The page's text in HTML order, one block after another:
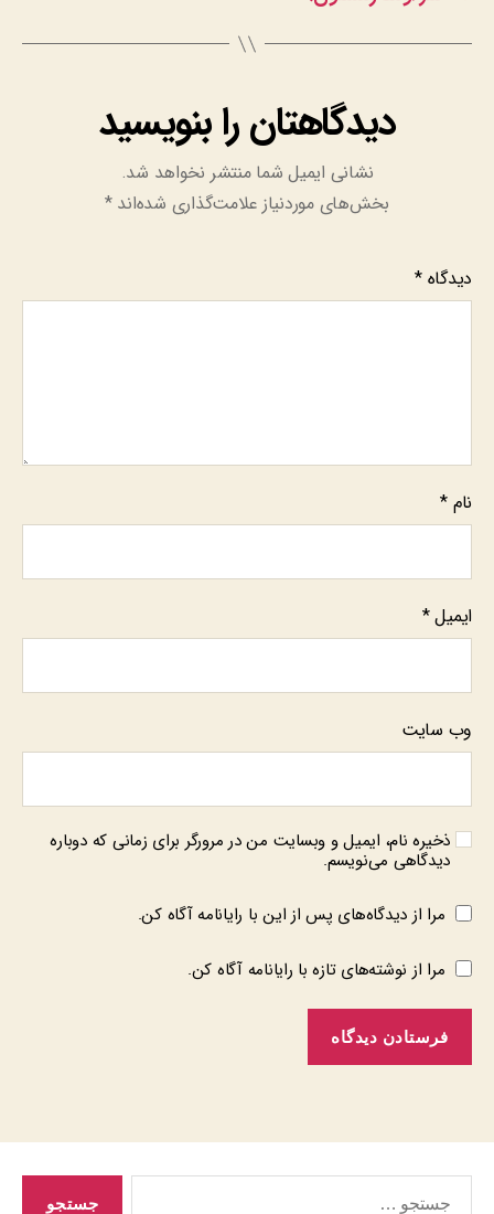
دیدگاهتان را بنویسید
نشانی ایمیل شما منتشر نخواهد شد.
بخش‌های موردنیاز علامت‌گذاری شده‌اند*
دیدگاه*
نام *
ایمیل*
وب‌ سایت
ذخیره نام، ایمیل و وبسایت من در مرورگر برای زمانی که دوباره
دیدگاهی می‌نویسم.
مرا از دیدگاه‌های پس از این با رایانامه آگاه کن.
مرا از نوشته‌های تازه با رایانامه آگاه کن.